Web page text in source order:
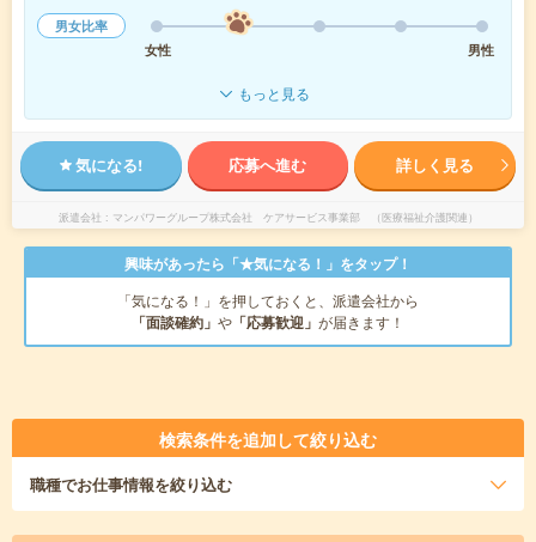
男女比率
女性
男性
もっと見る
気になる! 応募へ進む 詳しく見る
派遣会社 マンパワーグループ株式会社 ケアサービス事業部 （医療福祉介護関連）
興味があったら「★気になる！」をタップ！
「気になる！」を押しておくと、派遣会社から
「面談確約」 や 「応募歓迎」 が届きます！
検索条件を追加して絞り込む
職種でお仕事情報を絞り込む